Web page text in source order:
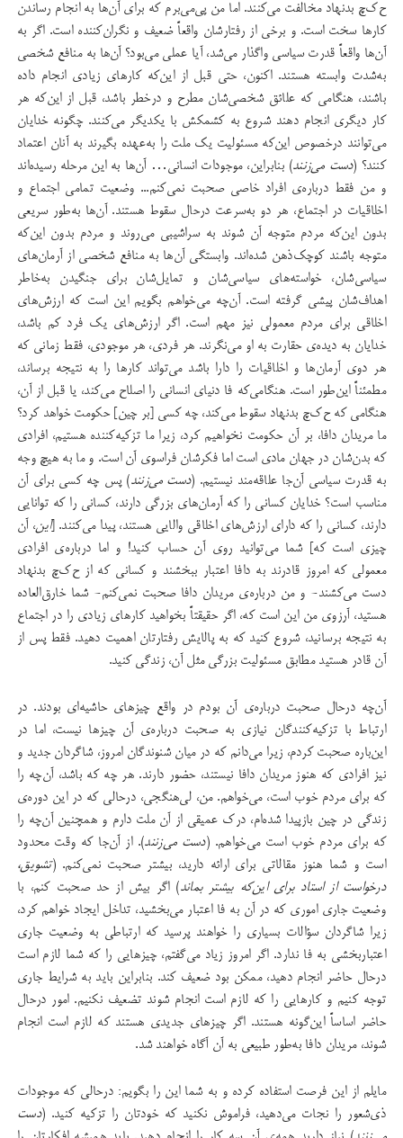
ح‌ک‌چ بدنهاد مخالفت می‌کنند. اما من پی‌می‌برم که برای آن‌ها به انجام رساندن
کارها سخت است. و برخی از رفتارشان واقعاً ضعیف و نگران‌کننده است. اگر به
آن‌ها واقعاً قدرت سیاسی واگذار می‌شد، آیا عملی می‌بود؟ آن‌ها به منافع شخصی
به‌شدت وابسته هستند. اکنون، حتی قبل از این‌که کارهای زیادی انجام داده
باشند، هنگامی که علائق شخصی‌شان مطرح و درخطر باشد، قبل از این‌که هر
کار دیگری انجام دهند شروع به کشمکش با یکدیگر می‌کنند. چگونه خدایان
می‌توانند درخصوص این‌که مسئولیت یک ملت را به‌عهده بگیرند به آنان اعتماد
کنند؟ (دست می‌زنند) بنابراین، موجودات انسانی… آن‌ها به این مرحله رسیده‌اند
و من فقط درباره‌ی افراد خاصی صحبت نمی‌کنم... وضعیت تمامی اجتماع و
اخلاقیات در اجتماع، هر دو به‌سرعت درحال سقوط هستند. آن‌ها به‌طور سریعی
بدون این‌که مردم متوجه آن شوند به سراشیبی می‌روند و مردم بدون این‌که
متوجه باشند کوچک‌ذهن شده‌اند. وابستگی آن‌ها به منافع شخصی از آرمان‌های
سیاسی‌شان، خواسته‌های سیاسی‌شان و تمایل‌شان برای جنگیدن به‌خاطر
اهداف‌شان پیشی گرفته است. آن‌چه می‌خواهم بگویم این است که ارزش‌های
اخلاقی برای مردم معمولی نیز مهم است. اگر ارزش‌های یک فرد کم باشد،
خدایان به دیده‌ی حقارت به او می‌نگرند. هر فردی، هر موجودی، فقط زمانی که
هر دوی آرمان‌ها و اخلاقیات را دارا باشد می‌تواند کارها را به نتیجه برساند،
مطمئناً این‌طور است. هنگامی‌که فا دنیای انسانی را اصلاح می‌کند، یا قبل از آن،
هنگامی که ح‌ک‌چ بدنهاد سقوط می‌کند، چه کسی [بر چین] حکومت خواهد کرد؟
ما مریدان دافا، بر آن حکومت نخواهیم کرد، زیرا ما تزکیه‌کننده هستیم، افرادی
که بدن‌شان در جهان مادی است اما فکرشان فراسوی آن است. و ما به هیچ وجه
به قدرت سیاسی آن‌جا علاقه‌مند نیستیم. (دست می‌زنند) پس چه کسی برای آن
مناسب است؟ خدایان کسانی را که آرمان‌های بزرگی دارند، کسانی را که توانایی
دارند، کسانی را که دارای ارزش‌های اخلاقی والایی هستند، پیدا می‌کنند. [این، آن
چیزی است که] شما می‌توانید روی آن حساب کنید! و اما درباره‌ی افرادی
معمولی که امروز قادرند به دافا اعتبار ببخشند و کسانی که از ح‌ک‌چ بدنهاد
دست می‌کشند- و من درباره‌ی‌ مریدان دافا صحبت نمی‌کنم- شما خارق‌العاده
هستید، آرزوی من این است که، اگر حقیقتاً بخواهید کارهای زیادی را در اجتماع
به نتیجه برسانید، شروع کنید که به پالایش رفتارتان اهمیت دهید. فقط پس از
آن قادر هستید مطابق مسئولیت بزرگی مثل آن، زندگی کنید.
آن‌چه درحال صحبت درباره‌ی آن بودم در واقع چیزهای حاشیه‌ای بودند. در
ارتباط با تزکیه‌کنندگان نیازی به صحبت درباره‌ی آن چیزها نیست، اما در
این‌باره صحبت کردم، زیرا می‌دانم که در میان شنوندگان امروز، شاگردان جدید و
نیز افرادی که هنوز مریدان دافا نیستند، حضور دارند. هر چه که باشد، آن‌چه را
که برای مردم خوب است، می‌خواهم. من، لی‌هنگجی، درحالی که در این دوره‌ی
زندگی در چین بازپیدا شده‌ام، درک عمیقی از آن ملت دارم و همچنین آن‌چه را
که برای مردم خوب است می‌خواهم. (دست می‌زنند). از آن‌جا که وقت محدود
است و شما هنوز مقالاتی برای ارائه دارید، بیشتر صحبت نمی‌کنم. (تشویق،
درخواست از استاد برای این‌که بیشتر بماند) اگر بیش از حد صحبت کنم، با
وضعیت جاری اموری که در آن به فا اعتبار می‌بخشید، تداخل ایجاد خواهم کرد،
زیرا شاگردان سؤالات بسیاری را خواهند پرسید که ارتباطی به وضعیت جاری
اعتباربخشی به فا ندارد. اگر امروز زیاد می‌گفتم، چیزهایی را که شما لازم است
درحال حاضر انجام دهید، ممکن بود ضعیف کند. بنابراین باید به شرایط جاری
توجه کنیم و کارهایی را که لازم است انجام شوند تضعیف نکنیم. امور درحال
حاضر اساساً این‌گونه هستند. اگر چیزهای جدیدی هستند که لازم است انجام
شوند، مریدان دافا به‌طور طبیعی به آن آگاه خواهند شد.
مایلم از این فرصت استفاده کرده و به شما این را بگویم: درحالی که موجودات
ذی‌شعور را نجات می‌دهید، فراموش نکنید که خودتان را تزکیه کنید. (دست